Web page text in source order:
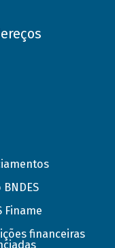
Finame
financeiras